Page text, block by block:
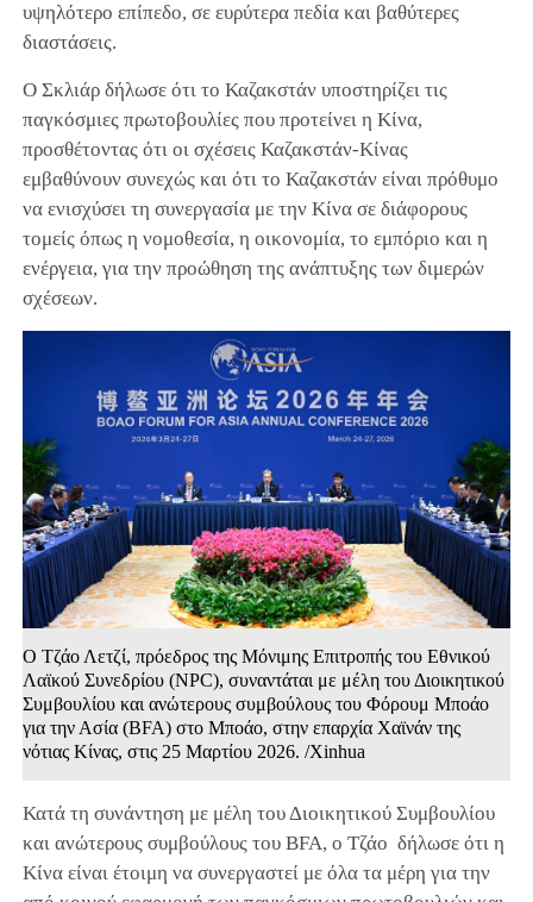
υψηλότερο επίπεδο, σε ευρύτερα πεδία και βαθύτερες
διαστάσεις.
Ο Σκλιάρ δήλωσε ότι το Καζακστάν υποστηρίζει τις
παγκόσμιες πρωτοβουλίες που προτείνει η Κίνα,
προσθέτοντας ότι οι σχέσεις Καζακστάν-Κίνας
εμβαθύνουν συνεχώς και ότι το Καζακστάν είναι πρόθυμο
να ενισχύσει τη συνεργασία με την Κίνα σε διάφορους
τομείς όπως η νομοθεσία, η οικονομία, το εμπόριο και η
ενέργεια, για την προώθηση της ανάπτυξης των διμερών
σχέσεων.
Ο Τζάο Λετζί, πρόεδρος της Μόνιμης Επιτροπής του Εθνικού
Λαϊκού Συνεδρίου (NPC), συναντάται με μέλη του Διοικητικού
Συμβουλίου και ανώτερους συμβούλους του Φόρουμ Μποάο
για την Ασία (BFA) στο Μποάο, στην επαρχία Χαϊνάν της
νότιας Κίνας, στις 25 Μαρτίου 2026. /Xinhua
Κατά τη συνάντηση με μέλη του Διοικητικού Συμβουλίου
και ανώτερους συμβούλους του BFA, ο Τζάο δήλωσε ότι η
Κίνα είναι έτοιμη να συνεργαστεί με όλα τα μέρη για την